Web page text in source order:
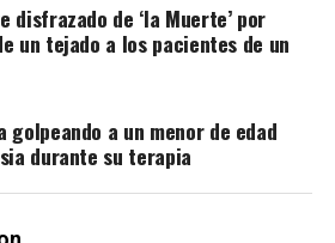
disfrazado de ‘la Muerte’ por
un tejado a los pacientes de un
golpeando a un menor de edad
durante su terapia